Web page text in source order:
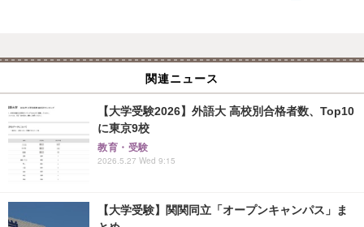
関連ニュース
【大学受験2026】外語大 高校別合格者数、Top10
に東京9校
教育・受験
2026.5.27 Wed 9:15
【大学受験】関関同立「オープンキャンパス」ま